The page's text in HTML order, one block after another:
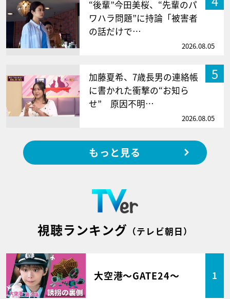
“後輩”今田美桜、“先輩のパ
ワハラ問題”に持論「被害者
の話だけで…
2026.08.05
5
加藤夏希、7歳長男の連絡帳
に書かれた衝撃の“お知ら
せ” 原因不明…
2026.08.05
もっと見る
視聴ランキング （テレビ朝日）
大空港～GATE24～ 1